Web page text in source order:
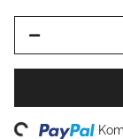
Loading...